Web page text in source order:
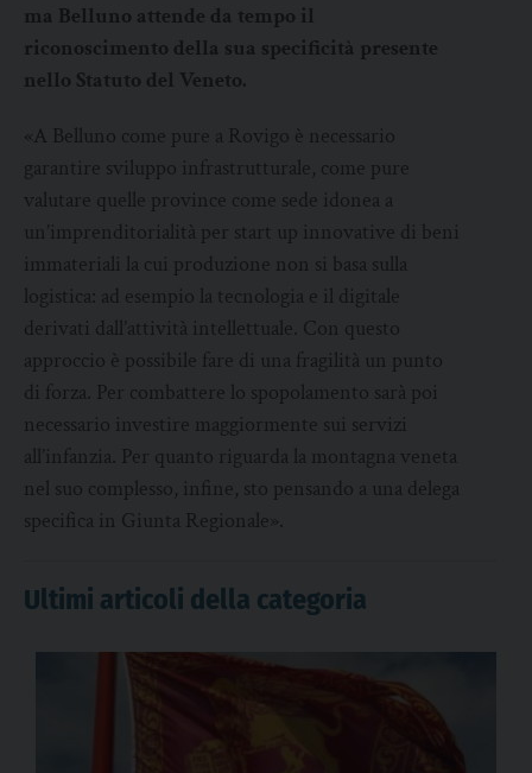
ma Belluno attende da tempo il
riconoscimento della sua specificità presente
nello Statuto del Veneto.
«A Belluno come pure a Rovigo è necessario
garantire sviluppo infrastrutturale, come pure
valutare quelle province come sede idonea a
un’imprenditorialità per start up innovative di beni
immateriali la cui produzione non si basa sulla
logistica: ad esempio la tecnologia e il digitale
derivati dall’attività intellettuale. Con questo
approccio è possibile fare di una fragilità un punto
di forza. Per combattere lo spopolamento sarà poi
necessario investire maggiormente sui servizi
all’infanzia. Per quanto riguarda la montagna veneta
nel suo complesso, infine, sto pensando a una delega
specifica in Giunta Regionale».
Ultimi articoli della categoria